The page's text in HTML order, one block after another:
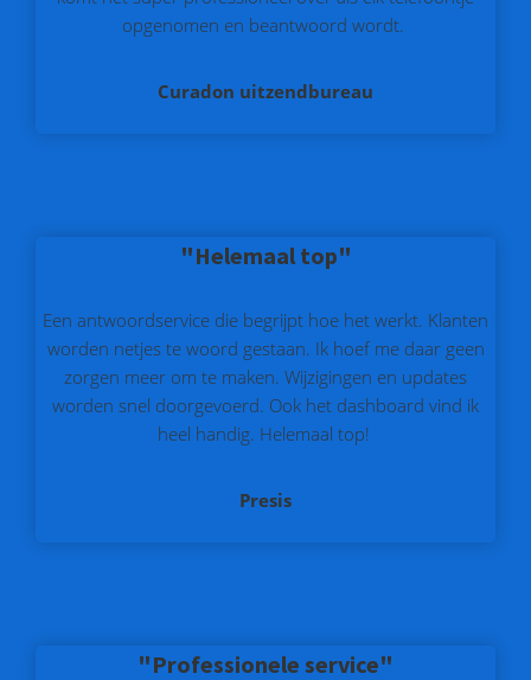
opgenomen en beantwoord wordt.
Curadon uitzendbureau
"Helemaal top"
Een antwoordservice die begrijpt hoe het werkt. Klanten
worden netjes te woord gestaan. Ik hoef me daar geen
zorgen meer om te maken. Wijzigingen en updates
worden snel doorgevoerd. Ook het dashboard vind ik
heel handig. Helemaal top!
Presis
"Professionele service"